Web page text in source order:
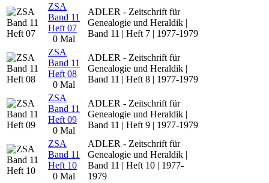
ZSA
Band 11
Heft 07
0 Mal
ADLER - Zeitschrift für
Genealogie und Heraldik |
Band 11 | Heft 7 | 1977-1979
ZSA
Band 11
Heft 08
0 Mal
ADLER - Zeitschrift für
Genealogie und Heraldik |
Band 11 | Heft 8 | 1977-1979
ZSA
Band 11
Heft 09
0 Mal
ADLER - Zeitschrift für
Genealogie und Heraldik |
Band 11 | Heft 9 | 1977-1979
ZSA
Band 11
Heft 10
0 Mal
ADLER - Zeitschrift für
Genealogie und Heraldik |
Band 11 | Heft 10 | 1977-
1979